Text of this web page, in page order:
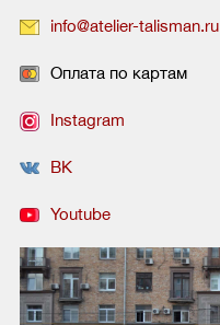
info@atelier-talisman.ru
Оплата по картам
Instagram
ВК
Youtube